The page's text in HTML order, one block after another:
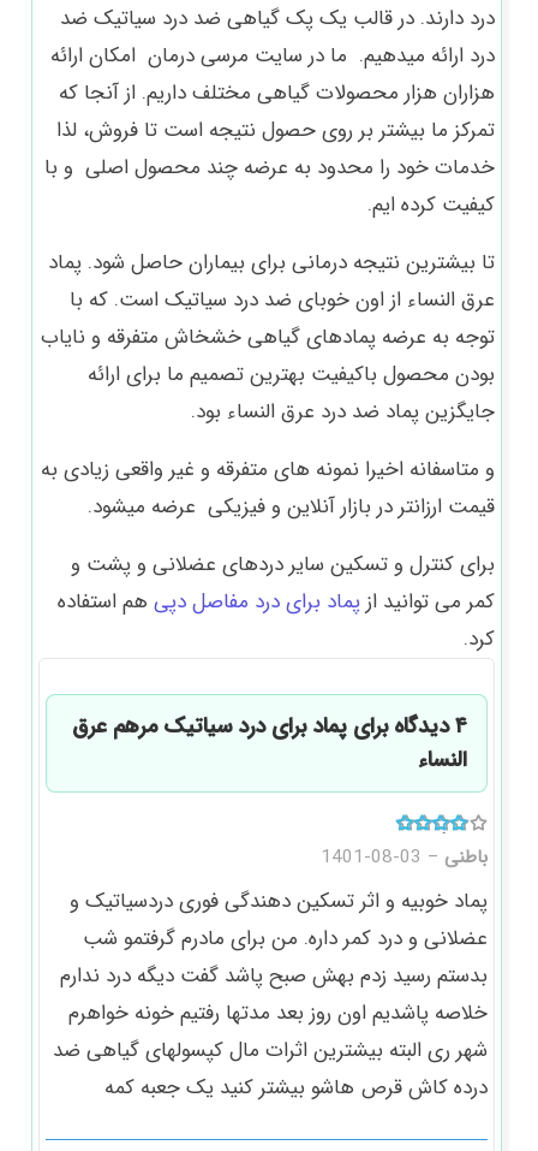
درد دارند. در قالب یک پک گیاهی ضد درد سیاتیک ضد
درد ارائه میدهیم. ما در سایت مرسی درمان امکان ارائه
هزاران هزار محصولات گیاهی مختلف داریم. از آنجا که
تمرکز ما بیشتر بر روی حصول نتیجه است تا فروش، لذا
خدمات خود را محدود به عرضه چند محصول اصلی و با
کیفیت کرده ایم.
تا بیشترین نتیجه درمانی برای بیماران حاصل شود. پماد
عرق النساء از اون خوبای ضد درد سیاتیک است. که با
توجه به عرضه پمادهای گیاهی خشخاش متفرقه و نایاب
بودن محصول باکیفیت بهترین تصمیم ما برای ارائه
جایگزین پماد ضد درد عرق النساء بود.
و متاسفانه اخیرا نمونه های متفرقه و غیر واقعی زیادی به
قیمت ارزانتر در بازار آنلاین و فیزیکی عرضه میشود.
برای کنترل و تسکین سایر دردهای عضلانی و پشت و
کمر می توانید از پماد برای درد مفاصل دپی هم استفاده
کرد.
۴ دیدگاه برای
پماد برای درد سیاتیک مرهم عرق
النساء
امتیاز 4 از ۵
باطنی –
1401-08-03
پماد خوبیه و اثر تسکین دهندگی فوری دردسیاتیک و
عضلانی و درد کمر داره. من برای مادرم گرفتمو شب
بدستم رسید زدم بهش صبح پاشد گفت دیگه درد ندارم
خلاصه پاشدیم اون روز بعد مدتها رفتیم خونه خواهرم
شهر ری البته بیشترین اثرات مال کپسولهای گیاهی ضد
درده کاش قرص هاشو بیشتر کنید یک جعبه کمه